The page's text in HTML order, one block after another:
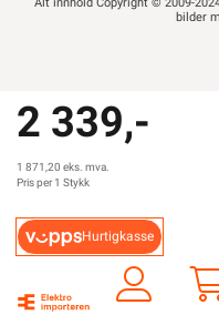
bilder
2 339,-
1 871,20 eks. mva.
Pris per 1 Stykk
Hurtigkasse